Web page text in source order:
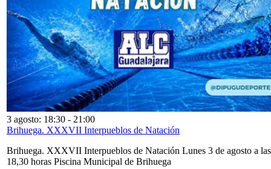
3 agosto: 18:30 - 21:00
Brihuega. XXXVII Interpueblos de Natación
Brihuega. XXXVII Interpueblos de Natación Lunes 3 de agosto a las
18,30 horas Piscina Municipal de Brihuega